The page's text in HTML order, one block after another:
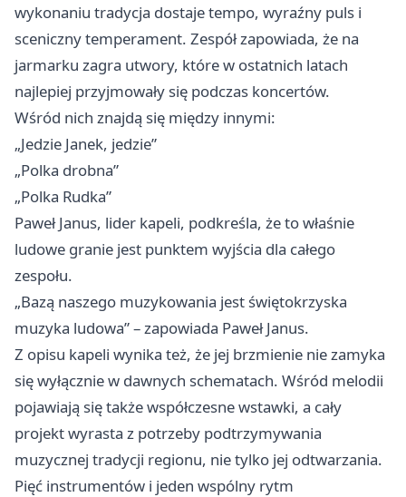
wykonaniu tradycja dostaje tempo, wyraźny puls i
sceniczny temperament. Zespół zapowiada, że na
jarmarku zagra utwory, które w ostatnich latach
najlepiej przyjmowały się podczas koncertów.
Wśród nich znajdą się między innymi:
„Jedzie Janek, jedzie”
„Polka drobna”
„Polka Rudka”
Paweł Janus, lider kapeli, podkreśla, że to właśnie
ludowe granie jest punktem wyjścia dla całego
zespołu.
„Bazą naszego muzykowania jest świętokrzyska
muzyka ludowa” – zapowiada Paweł Janus.
Z opisu kapeli wynika też, że jej brzmienie nie zamyka
się wyłącznie w dawnych schematach. Wśród melodii
pojawiają się także współczesne wstawki, a cały
projekt wyrasta z potrzeby podtrzymywania
muzycznej tradycji regionu, nie tylko jej odtwarzania.
Pięć instrumentów i jeden wspólny rytm